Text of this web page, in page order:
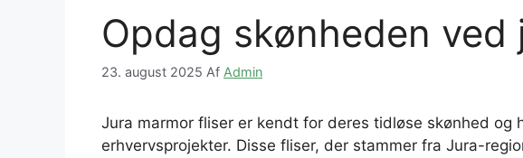
Opdag skønheden
23. august 2025 Af Admin
Jura marmor fliser er kendt for deres tidløse skønhed
erhvervsprojekter. Disse fliser, der stammer fra Jura-